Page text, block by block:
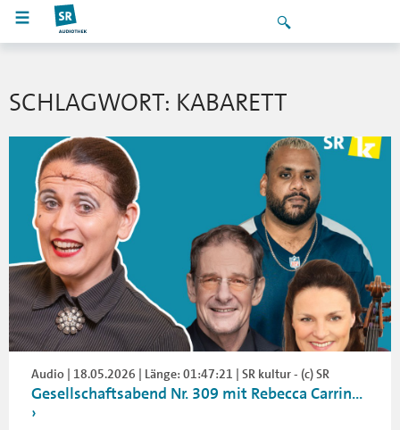
SCHLAGWORT: KABARETT
Audio | 18.05.2026 | Länge: 01:47:21 | SR kultur - (c) SR
Gesellschaftsabend Nr. 309 mit Rebecca Carrin...